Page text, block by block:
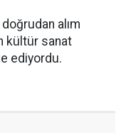
alım
kültür sanat
ediyordu.